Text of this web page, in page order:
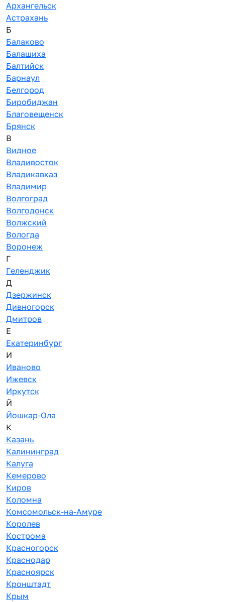
Архангельск
Астрахань
Б
Балаково
Балашиха
Балтийск
Барнаул
Белгород
Биробиджан
Благовещенск
Брянск
В
Видное
Владивосток
Владикавказ
Владимир
Волгоград
Волгодонск
Волжский
Вологда
Воронеж
Г
Геленджик
Д
Дзержинск
Дивногорск
Дмитров
Е
Екатеринбург
И
Иваново
Ижевск
Иркутск
Й
Йошкар-Ола
К
Казань
Калининград
Калуга
Кемерово
Киров
Коломна
Комсомольск-на-Амуре
Королев
Кострома
Красногорск
Краснодар
Красноярск
Кронштадт
Крым